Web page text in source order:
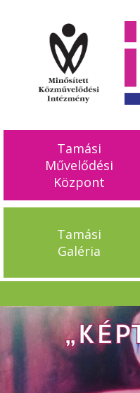
Tamási
Művelődési
Központ
Tamási
Galéria